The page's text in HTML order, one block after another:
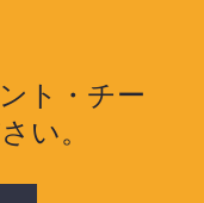
ト・チー
い。